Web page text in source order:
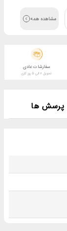
مشاهده همه
سفارشات عادی
تحویل 2 الی 5 روز کاری
پرسش ها